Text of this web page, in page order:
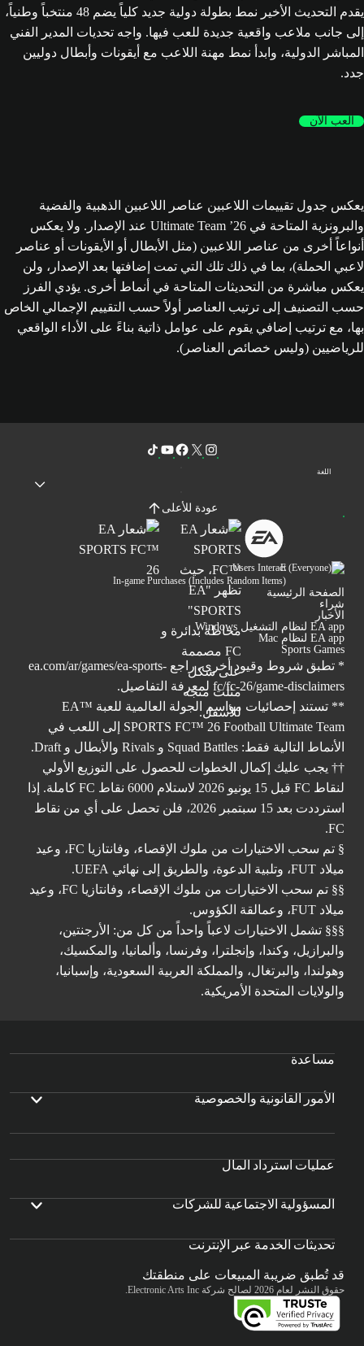
يقدم التحديث الأخير نمط بطولة دولية جديد كلياً يضم 48 منتخباً وطنياً،
إلى جانب ملاعب واقعية جديدة للعب فيها. واجه تحديات المدير الفني
المباشر الدولية، وابدأ نمط مهنة اللاعب مع أيقونات وأبطال دوليين
جدد.
العب الآن
يعكس جدول تقييمات اللاعبين عناصر اللاعبين الذهبية والفضية
والبرونزية المتاحة في Ultimate Team ’26 عند الإصدار. ولا يعكس
أنواعاً أخرى من عناصر اللاعبين (مثل الأبطال أو الأيقونات أو عناصر
لاعبي الحملة)، بما في ذلك تلك التي تمت إضافتها بعد الإصدار، ولن
يعكس مباشرة من التحديثات المتاحة في أنماط أخرى. يؤدي الفرز
حسب التصنيف إلى ترتيب العناصر أولاً حسب التقييم الإجمالي الخاص
بها، مع ترتيب إضافي يقوم على عوامل ذاتية بناءً على الأداء الواقعي
للرياضيين (وليس خصائص العناصر).
اللغة
عودة للأعلى
Users Interact
In-game Purchases (Includes Random Items)
الصفحة الرئيسية
شراء
الأخبار
EA app لنظام التشغيل Windows
EA app لنظام Mac
Sports Games
* تطبق شروط وقيود أخرى. راجع ea.com/ar/games/ea-sports-
fc/fc-26/game-disclaimers لمعرفة التفاصيل.
** تستند إحصائيات مواسم الجولة العالمية للعبة ™EA
SPORTS FC™ 26 Football Ultimate Team إلى اللعب في
الأنماط التالية فقط: Squad Battles و Rivals والأبطال و Draft.
†† يجب عليك إكمال الخطوات للحصول على التوزيع الأولي
لنقاط FC قبل 15 يونيو 2026 لاستلام 6000 نقاط FC كاملة. إذا
استرددت بعد 15 سبتمبر 2026، فلن تحصل على أي من نقاط
FC.
§ تم سحب الاختيارات من ملوك الإقصاء، وفانتازيا FC، وعيد
ميلاد FUT، وتلبية الدعوة، والطريق إلى نهائي UEFA.
§§ تم سحب الاختيارات من ملوك الإقصاء، وفانتازيا FC، وعيد
ميلاد FUT، وعمالقة الكؤوس.
§§§ تشمل الاختيارات لاعباً واحداً من كل من: الأرجنتين،
والبرازيل، وكندا، وإنجلترا، وفرنسا، وألمانيا، والمكسيك،
وهولندا، والبرتغال، والمملكة العربية السعودية، وإسبانيا،
والولايات المتحدة الأمريكية.
مساعدة
الأمور القانونية والخصوصية
عمليات استرداد المال
المسؤولية الاجتماعية للشركات
تحديثات الخدمة عبر الإنترنت
قد تُطبق ضريبة المبيعات على منطقتك
حقوق النشر لعام 2026 لصالح شركة Electronic Arts Inc.